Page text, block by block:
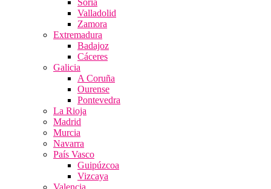
Soria
Valladolid
Zamora
Extremadura
Badajoz
Cáceres
Galicia
A Coruña
Ourense
Pontevedra
La Rioja
Madrid
Murcia
Navarra
País Vasco
Guipúzcoa
Vizcaya
Valencia